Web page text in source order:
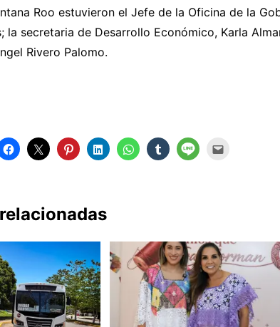
Roo estuvieron el Jefe de la Oficina de la
la secretaria de Desarrollo Económico, Karla
Rivero Palomo.